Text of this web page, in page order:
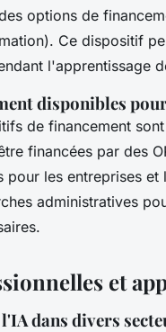
options de
Ce dispositif
l'apprentissage
disponibles
de financement
financées par des
les entreprises et
administratives
et
dans divers